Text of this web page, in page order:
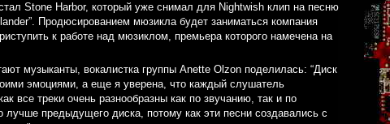
Stone Harbor, который уже снимал для Nightwish клип на песню
Продюсированием мюзикла будет заниматься компания
к работе над мюзиклом, премьера которого намечена на
музыканты, вокалистка группы Anette Olzon поделилась: “Диск
эмоциями, а еще я уверена, что каждый слушатель
все треки очень разнообразны как по звучанию, так и по
предыдущего диска, потому как эти песни создавались с